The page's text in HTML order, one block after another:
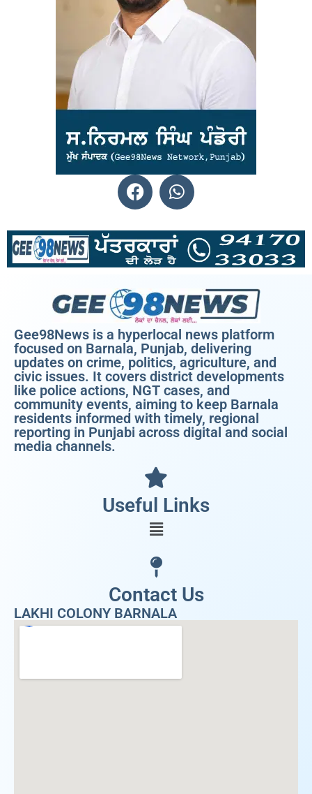
Gee98News is a hyperlocal news platform
focused on Barnala, Punjab, delivering
updates on crime, politics, agriculture, and
civic issues. It covers district developments
like police actions, NGT cases, and
community events, aiming to keep Barnala
residents informed with timely, regional
reporting in Punjabi across digital and social
media channels.
Useful Links
Contact Us
LAKHI COLONY BARNALA